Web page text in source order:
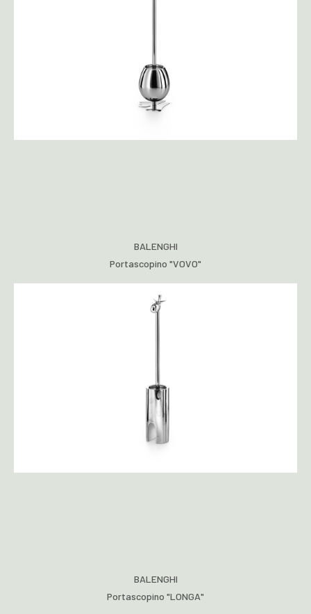
BALENGHI
Portascopino "VOVO"
BALENGHI
Portascopino "LONGA"